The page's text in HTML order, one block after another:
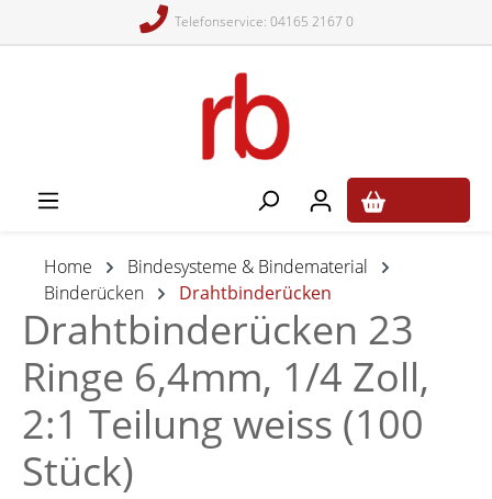
Telefonservice: 04165 2167 0
Home
Bindesysteme & Bindematerial
Binderücken
Drahtbinderücken
Drahtbinderücken 23
Ringe 6,4mm, 1/4 Zoll,
2:1 Teilung weiss (100
Stück)